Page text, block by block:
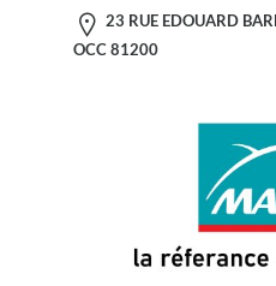
23 RUE EDOUARD
OCC 81200